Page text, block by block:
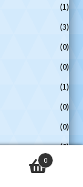
(1)
(3)
(0)
(0)
(1)
(0)
(0)
(0)
0